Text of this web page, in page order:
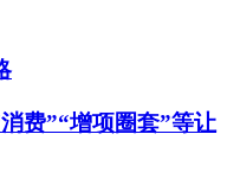
费”“增项圈套”等让